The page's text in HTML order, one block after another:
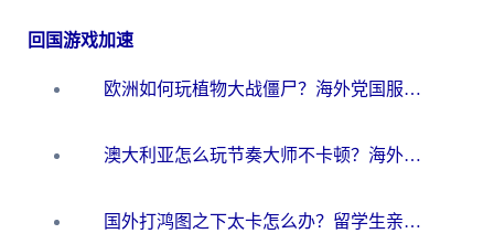
回国游戏加速
欧洲如何玩植物大战僵尸？海外党国服游戏加速避坑指南（附实测对比）
澳大利亚怎么玩节奏大师不卡顿？海外党国服游戏加速终极指南
国外打鸿图之下太卡怎么办？留学生亲测有效的国服游戏加速方案